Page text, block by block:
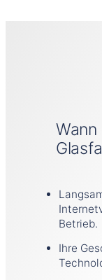
Betrieb.
Ihre